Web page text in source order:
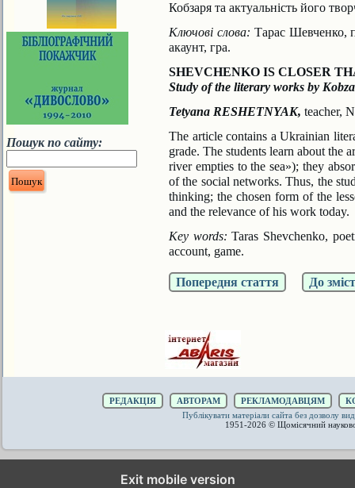
Пошук по сайту:
Кобзаря та актуальність його
Ключові слова: Тарас Шевченко,
акаунт, гра.
SHEVCHENKO IS CLOSER
Study of the literary works by
Tetyana RESHETNYAK, teacher,
The article contains a Ukrainian
grade. The students learn about the
river empties to the sea»);they
of the social networks. Thus, the
thinking; the chosen form of the
and the relevance of his work today.
Key words: Taras Shevchenko,
account, game.
Попередня стаття До
РЕДАКЦІЯ АВТОРАМ РЕКЛАМОДАВЦЯМ
Публікувати матеріали сайта без дозволу
1951-2026 © Щомісячний
Exit mobile version